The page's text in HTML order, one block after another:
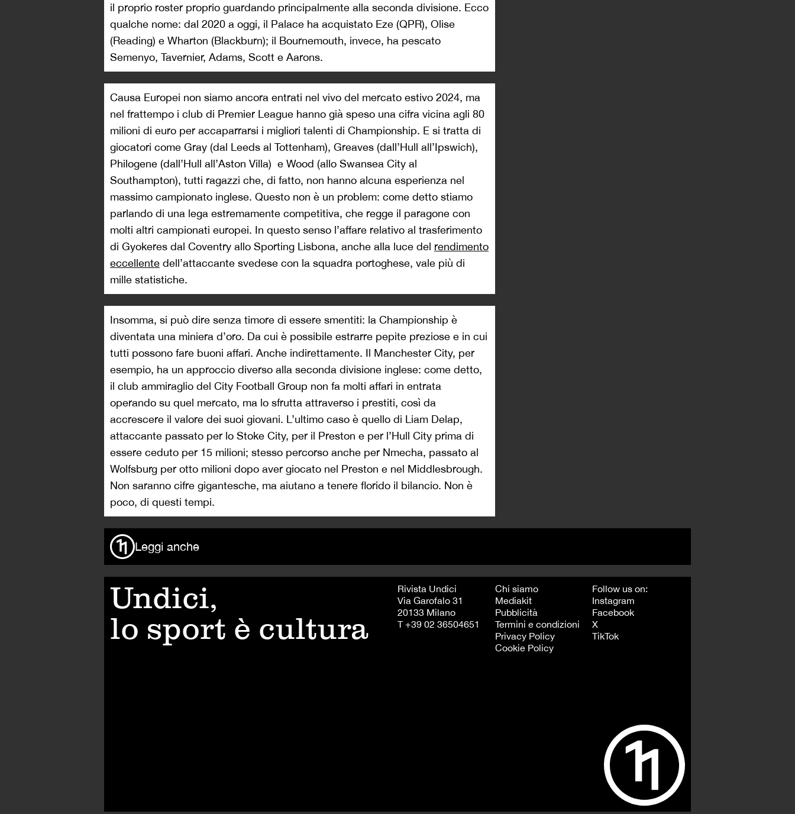
il proprio roster proprio guardando principalmente alla seconda divisione. Ecco
qualche nome: dal 2020 a oggi, il Palace ha acquistato Eze (QPR), Olise
(Reading) e Wharton (Blackburn); il Bournemouth, invece, ha pescato
Semenyo, Tavernier, Adams, Scott e Aarons.
Causa Europei non siamo ancora entrati nel vivo del mercato estivo 2024, ma
nel frattempo i club di Premier League hanno già speso una cifra vicina agli 80
milioni di euro per accaparrarsi i migliori talenti di Championship. E si tratta di
giocatori come Gray (dal Leeds al Tottenham), Greaves (dall’Hull all’Ipswich),
Philogene (dall’Hull all’Aston Villa) e Wood (allo Swansea City al
Southampton), tutti ragazzi che, di fatto, non hanno alcuna esperienza nel
massimo campionato inglese. Questo non è un problem: come detto stiamo
parlando di una lega estremamente competitiva, che regge il paragone con
molti altri campionati europei. In questo senso l’affare relativo al trasferimento
di Gyokeres dal Coventry allo Sporting Lisbona, anche alla luce del rendimento
eccellente dell’attaccante svedese con la squadra portoghese, vale più di
mille statistiche.
Insomma, si può dire senza timore di essere smentiti: la Championship è
diventata una miniera d’oro. Da cui è possibile estrarre pepite preziose e in cui
tutti possono fare buoni affari. Anche indirettamente. Il Manchester City, per
esempio, ha un approccio diverso alla seconda divisione inglese: come detto,
il club ammiraglio del City Football Group non fa molti affari in entrata
operando su quel mercato, ma lo sfrutta attraverso i prestiti, così da
accrescere il valore dei suoi giovani. L’ultimo caso è quello di Liam Delap,
attaccante passato per lo Stoke City, per il Preston e per l’Hull City prima di
essere ceduto per 15 milioni; stesso percorso anche per Nmecha, passato al
Wolfsburg per otto milioni dopo aver giocato nel Preston e nel Middlesbrough.
Non saranno cifre gigantesche, ma aiutano a tenere florido il bilancio. Non è
poco, di questi tempi.
Leggi anche
Undici,
lo sport è cultura
Rivista Undici
Via Garofalo 31
20133 Milano
T +39 02 36504651
Chi siamo
Mediakit
Pubblicità
Termini e condizioni
Privacy Policy
Cookie Policy
Follow us on:
Instagram
Facebook
X
TikTok